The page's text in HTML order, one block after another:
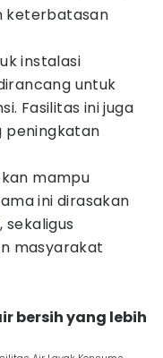
keterbatasan
instalasi
untuk
Fasilitas ini juga
peningkatan
mampu
ini dirasakan
masyarakat
bersih yang lebih